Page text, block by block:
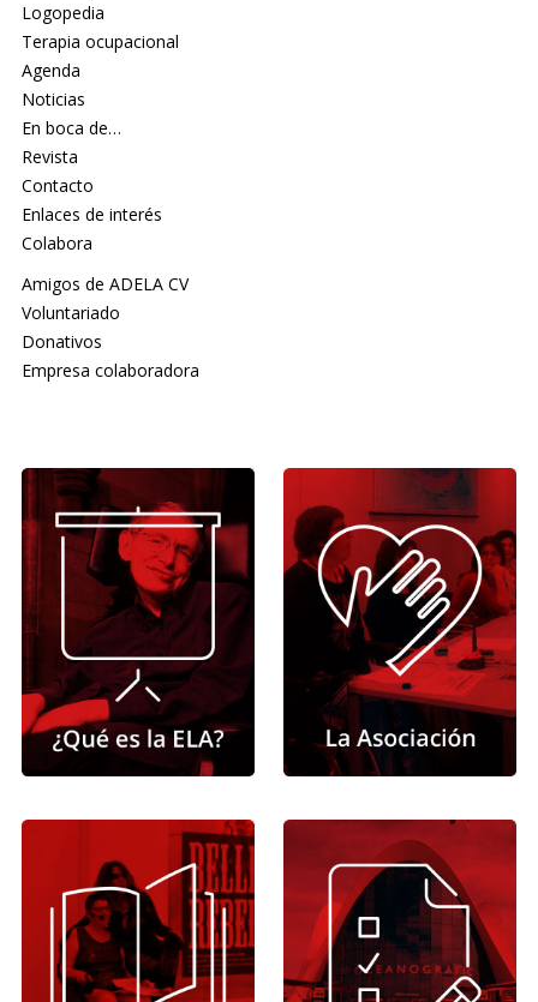
Logopedia
Terapia ocupacional
Agenda
Noticias
En boca de…
Revista
Contacto
Enlaces de interés
Colabora
Amigos de ADELA CV
Voluntariado
Donativos
Empresa colaboradora